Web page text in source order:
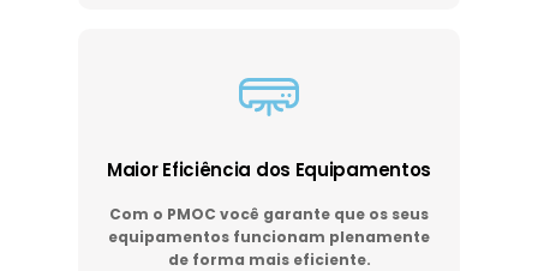
Maior Eficiência dos Equipamentos
Com o PMOC você garante que os seus
equipamentos funcionam plenamente
de forma mais eficiente.